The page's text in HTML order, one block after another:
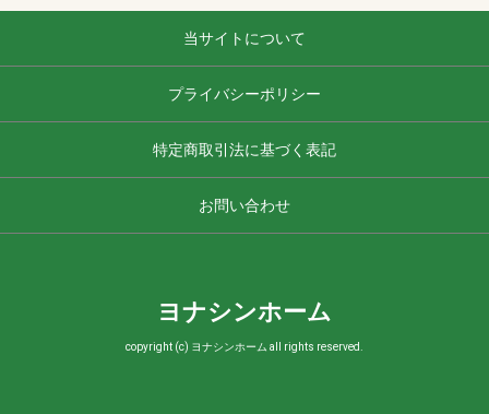
当サイトについて
プライバシーポリシー
特定商取引法に基づく表記
お問い合わせ
ヨナシンホーム
copyright (c) ヨナシンホーム all rights reserved.